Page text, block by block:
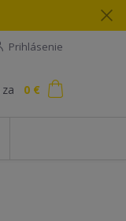
Prihlásenie
za 0 €